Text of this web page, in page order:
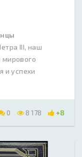
III, наш
и успехи
0 8 178 +8